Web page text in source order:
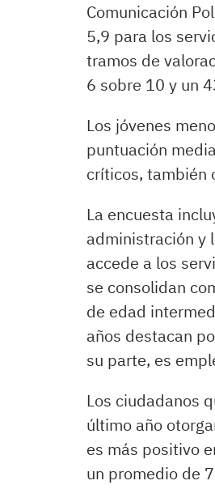
Comunicación
5,9 para los
tramos de
6 sobre 10 y un
Los jóvenes
puntuación
críticos, también
La encuesta
administración y
accede a los
se consolidan
de edad
años destacan
su parte, es
Los ciudadanos
último año
es más positivo
un promedio de